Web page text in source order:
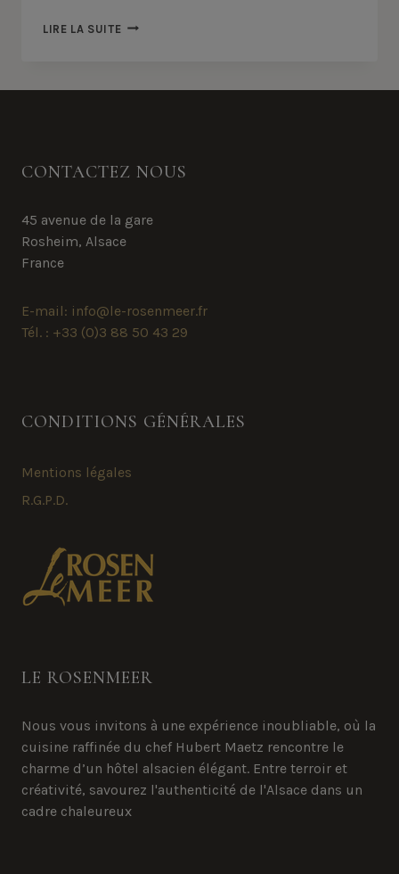
LIRE LA SUITELE
CONTACTEZ NOUS
45 avenue de la gare
Rosheim, Alsace
France
E-mail: info@le-rosenmeer.fr
Tél. : +33 (0)3 88 50 43 29
CONDITIONS GÉNÉRALES
Mentions légales
R.G.P.D.
LE ROSENMEER
Nous vous invitons à une expérience inoubliable, où la
cuisine raffinée du chef Hubert Maetz rencontre le
charme d’un hôtel alsacien élégant. Entre terroir et
créativité, savourez l'authenticité de l'Alsace dans un
cadre chaleureux